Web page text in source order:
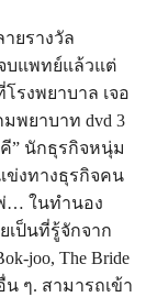
ายรางวัล
บแพทย์แล้วแต่
รงพยาบาล เจอ
พยาบาท dvd 3
” นักธุรกิจหนุ่ม
ข่งทางธุรกิจคน
… ในทำนอง
ป็นที่รู้จักจาก
joo, The Bride
น ๆ. สามารถเข้า